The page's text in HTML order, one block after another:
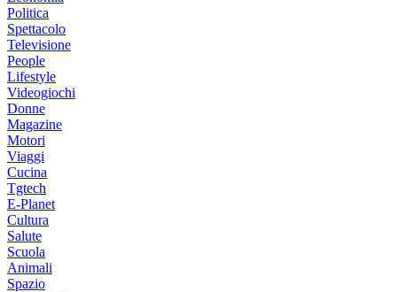
Politica
Spettacolo
Televisione
People
Lifestyle
Videogiochi
Donne
Magazine
Motori
Viaggi
Cucina
Tgtech
E-Planet
Cultura
Salute
Scuola
Animali
Spazio